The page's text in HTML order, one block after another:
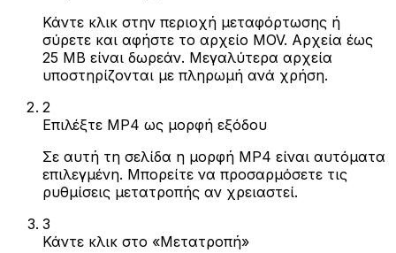
Κάντε κλικ στην περιοχή μεταφόρτωσης ή
σύρετε και αφήστε το αρχείο MOV. Αρχεία έως
25 MB είναι δωρεάν. Μεγαλύτερα αρχεία
υποστηρίζονται με πληρωμή ανά χρήση.
2
Επιλέξτε MP4 ως μορφή εξόδου
Σε αυτή τη σελίδα η μορφή MP4 είναι αυτόματα
επιλεγμένη. Μπορείτε να προσαρμόσετε τις
ρυθμίσεις μετατροπής αν χρειαστεί.
3
Κάντε κλικ στο «Μετατροπή»